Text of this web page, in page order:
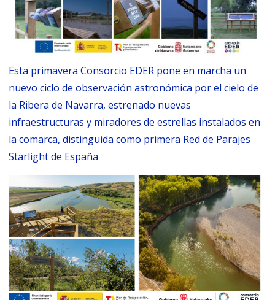
Esta primavera Consorcio EDER pone en marcha un
nuevo ciclo de observación astronómica por el cielo de
la Ribera de Navarra, estrenado nuevas
infraestructuras y miradores de estrellas instalados en
la comarca, distinguida como primera Red de Parajes
Starlight de España